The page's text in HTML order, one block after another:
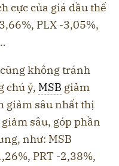
cực của giá dầu thế
PLX -3,05%,
không tránh
chú ý, MSB giảm
giảm sâu nhất thị
sâu, góp phần
như: MSB
PRT -2,38%,